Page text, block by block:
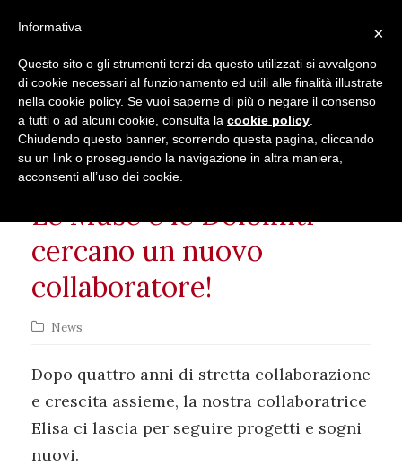
Le Muse e le Dolomiti
cercano un nuovo
collaboratore!
News
Dopo quattro anni di stretta collaborazione
e crescita assieme, la nostra collaboratrice
Elisa ci lascia per seguire progetti e sogni
nuovi.
×
Informativa
Questo sito o gli strumenti terzi da questo utilizzati si avvalgono
di cookie necessari al funzionamento ed utili alle finalità illustrate
nella cookie policy. Se vuoi saperne di più o negare il consenso
a tutti o ad alcuni cookie, consulta la cookie policy
Chiudendo questo banner, scorrendo questa pagina, cliccando
su un link o proseguendo la navigazione in altra maniera,
acconsenti all’uso dei cookie.